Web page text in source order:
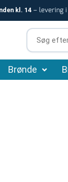
kl. 14 – levering
Søg
efter
produktet
her
…
Brønde